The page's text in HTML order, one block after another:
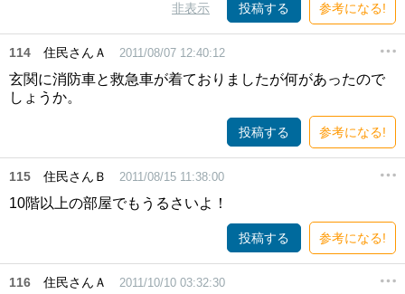
非表示 投稿する 参考になる!
114 住民さんＡ 2011/08/07 12:40:12
玄関に消防車と救急車が着ておりましたが何があったので
しょうか。
投稿する 参考になる!
115 住民さんＢ 2011/08/15 11:38:00
10階以上の部屋でもうるさいよ！
投稿する 参考になる!
116 住民さんＡ 2011/10/10 03:32:30